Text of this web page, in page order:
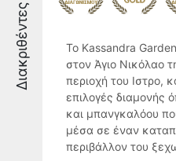
Διακριθέντες
Το Kassandra
στον Άγιο Νικόλαο
περιοχή του Ιστρο,
επιλογές διαμονής
και μπανγκαλόου
μέσα σε έναν
περιβάλλον του